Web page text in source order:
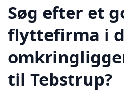
Søg efter et
flyttefirma i
til Tebstrup?